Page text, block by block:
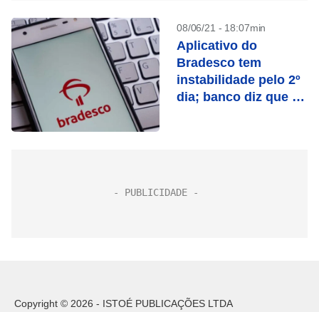
08/06/21 - 18:07min
Aplicativo do
Bradesco tem
instabilidade pelo 2º
dia; banco diz que é
Copyright © 2026 - ISTOÉ PUBLICAÇÕES LTDA